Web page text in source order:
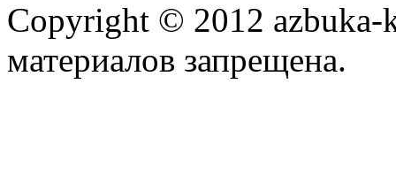
Copyright © 2012 azbuka-
материалов запрещена.